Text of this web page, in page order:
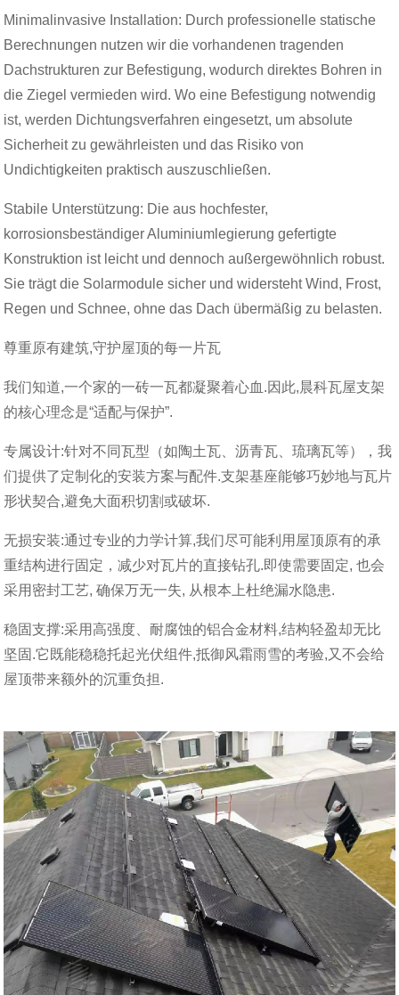
Minimalinvasive Installation: Durch professionelle statische
Berechnungen nutzen wir die vorhandenen tragenden
Dachstrukturen zur Befestigung, wodurch direktes Bohren in
die Ziegel vermieden wird. Wo eine Befestigung notwendig
ist, werden Dichtungsverfahren eingesetzt, um absolute
Sicherheit zu gewährleisten und das Risiko von
Undichtigkeiten praktisch auszuschließen.
Stabile Unterstützung: Die aus hochfester,
korrosionsbeständiger Aluminiumlegierung gefertigte
Konstruktion ist leicht und dennoch außergewöhnlich robust.
Sie trägt die Solarmodule sicher und widersteht Wind, Frost,
Regen und Schnee, ohne das Dach übermäßig zu belasten.
尊重原有建筑,守护屋顶的每一片瓦
我们知道,一个家的一砖一瓦都凝聚着心血.因此,晨科瓦屋支架
的核心理念是“适配与保护”.
专属设计:针对不同瓦型（如陶土瓦、沥青瓦、琉璃瓦等），我
们提供了定制化的安装方案与配件.支架基座能够巧妙地与瓦片
形状契合,避免大面积切割或破坏.
无损安装:通过专业的力学计算,我们尽可能利用屋顶原有的承
重结构进行固定，减少对瓦片的直接钻孔.即使需要固定, 也会
采用密封工艺, 确保万无一失, 从根本上杜绝漏水隐患.
稳固支撑:采用高强度、耐腐蚀的铝合金材料,结构轻盈却无比
坚固.它既能稳稳托起光伏组件,抵御风霜雨雪的考验,又不会给
屋顶带来额外的沉重负担.